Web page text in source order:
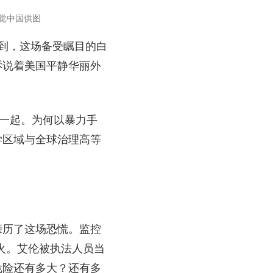
中国供图
，这场备受瞩目的白
着美国平静华丽外
起。为何以暴力手
域与全球治理高等
了这场恐慌。监控
。艾伦被执法人员当
还有多大？还有多